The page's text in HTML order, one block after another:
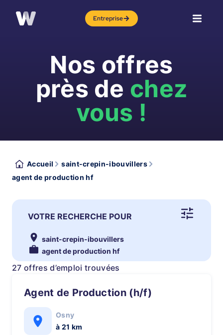
Entreprise
Nos offres
près de chez
vous !
Accueil
saint-crepin-ibouvillers
agent de production hf
VOTRE RECHERCHE POUR
saint-crepin-ibouvillers
agent de production hf
27 offres d’emploi trouvées
Agent de Production (h/f)
Osny
à 21 km